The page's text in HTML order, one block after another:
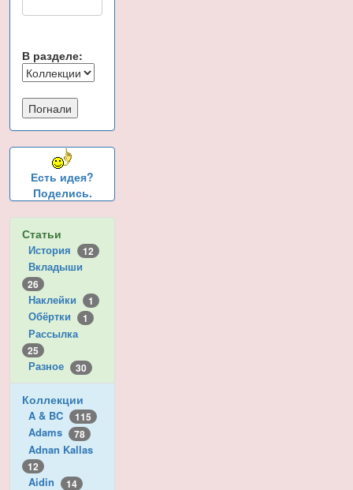
В разделе:
Есть идея?
Поделись.
Статьи
История 12
Вкладыши
26
Наклейки 1
Обёртки 1
Рассылка
25
Разное 30
Коллекции
A & BC 115
Adams 78
Adnan Kallas
12
Aidin 14